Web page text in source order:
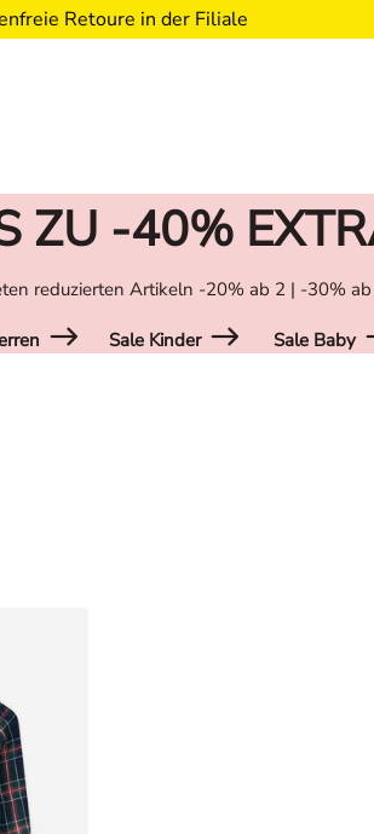
Retoure in der Filiale
ZU -40%
reduzierten Artikeln -20% ab 2 | -30%
Sale Kinder
Sale Baby